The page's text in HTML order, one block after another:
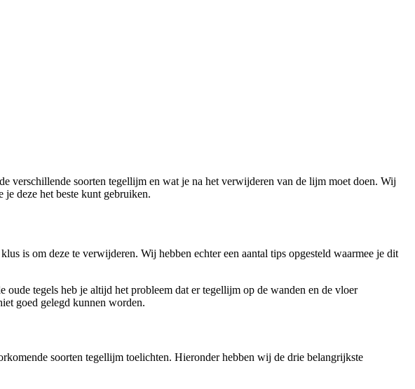
verschillende soorten tegellijm en wat je na het verwijderen van de lijm moet doen. Wij
deze het beste kunt gebruiken.
is om deze te verwijderen. Wij hebben echter een aantal tips opgesteld waarmee je dit
tegels heb je altijd het probleem dat er tegellijm op de wanden en de vloer
goed gelegd kunnen worden.
soorten tegellijm toelichten. Hieronder hebben wij de drie belangrijkste